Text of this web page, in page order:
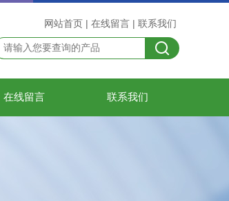
网站首页 | 在线留言 | 联系我们
在线留言 联系我们